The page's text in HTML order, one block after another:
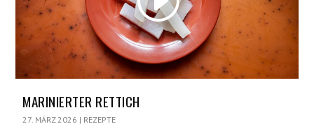
MARINIERTER RETTICH
27. MÄRZ 2026 | REZEPTE